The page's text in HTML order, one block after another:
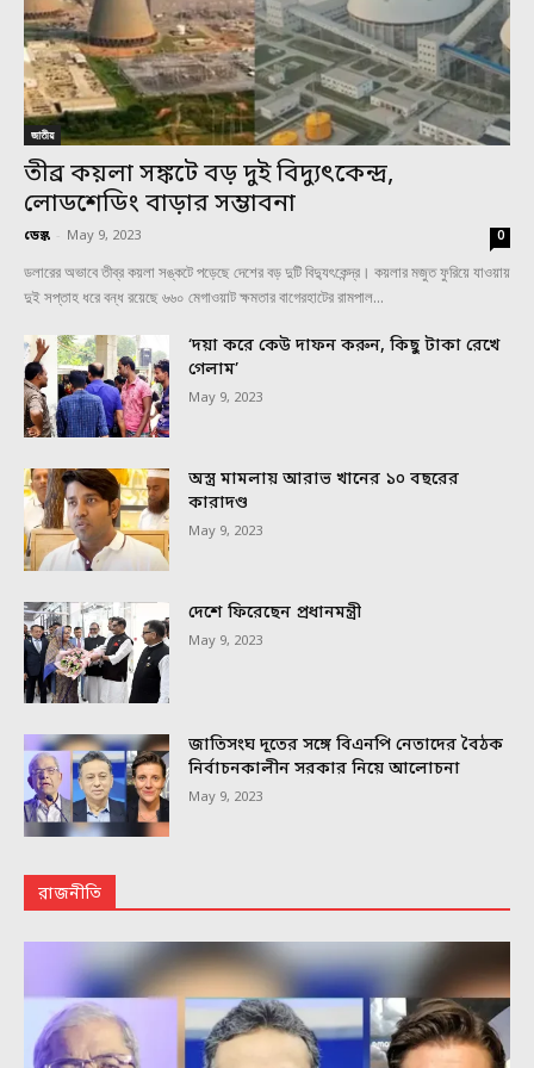
জাতীয়
তীব্র কয়লা সঙ্কটে বড় দুই বিদ্যুৎকেন্দ্র,
লোডশেডিং বাড়ার সম্ভাবনা
ডেস্ক - May 9, 2023 0
ডলারের অভাবে তীব্র কয়লা সঙ্কটে পড়েছে দেশের বড় দুটি বিদ্যুৎকেন্দ্র। কয়লার মজুত ফুরিয়ে যাওয়ায়
দুই সপ্তাহ ধরে বন্ধ রয়েছে ৬৬০ মেগাওয়াট ক্ষমতার বাগেরহাটের রামপাল...
‘দয়া করে কেউ দাফন করুন, কিছু টাকা রেখে
গেলাম’
May 9, 2023
অস্ত্র মামলায় আরাভ খানের ১০ বছরের
কারাদণ্ড
May 9, 2023
দেশে ফিরেছেন প্রধানমন্ত্রী
May 9, 2023
জাতিসংঘ দূতের সঙ্গে বিএনপি নেতাদের বৈঠক
নির্বাচনকালীন সরকার নিয়ে আলোচনা
May 9, 2023
রাজনীতি